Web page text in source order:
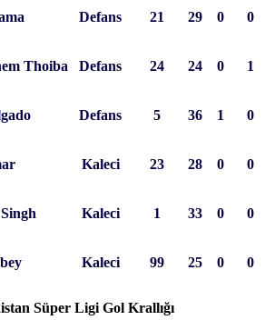
Defans 21 29 0 0
Thoiba Defans 24 24 0 1
Defans 5 36 1 0
Kaleci 23 28 0 0
Kaleci 1 33 0 0
Kaleci 99 25 0 0
Süper Ligi Gol Krallığı